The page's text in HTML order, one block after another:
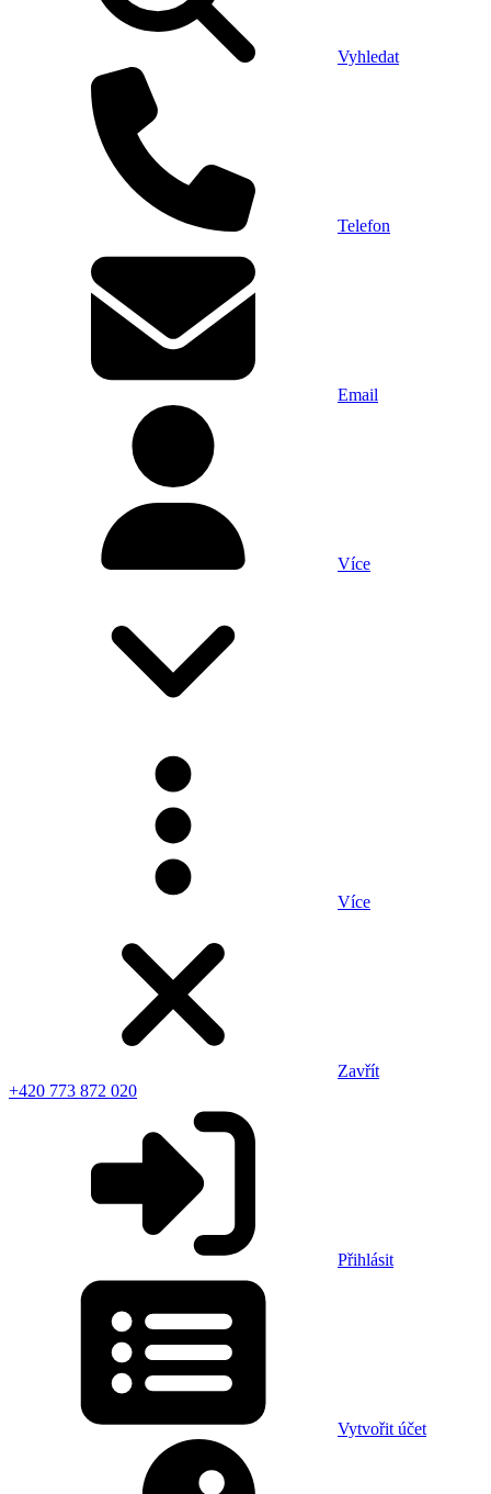
Vyhledat
Telefon
Email
Více
Více
Zavřít
+420 773 872 020
Přihlásit
Vytvořit účet